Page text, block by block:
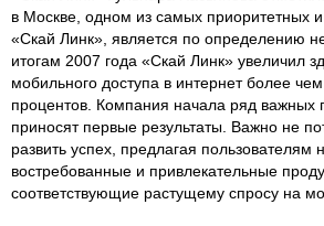
в Москве, одном из самых приоритетных
«Скай Линк», является по определению
итогам 2007 года «Скай Линк» увеличил
мобильного доступа в интернет более
процентов. Компания начала ряд важных
приносят первые результаты. Важно не
развить успех, предлагая пользователям
востребованные и привлекательные
соответствующие растущему спросу на